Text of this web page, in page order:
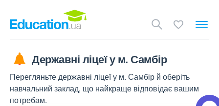
Державні ліцеї у м. Самбір
Перегляньте державні ліцеї у м. Самбір й оберіть
навчальний заклад, що найкраще відповідає вашим
потребам.